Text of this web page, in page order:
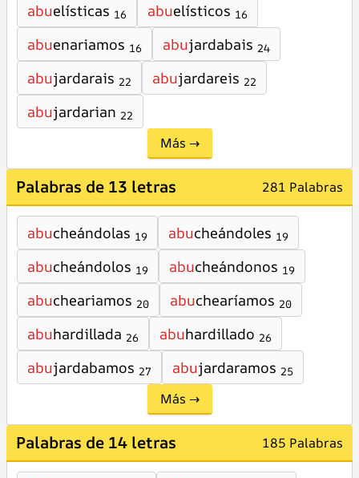
abuelísticas 16 abuelísticos 16
abuenariamos 16 abujardabais 24
abujardarais 22 abujardareis 22
abujardarian 22
Más →
Palabras de 13 letras 281 Palabras
abucheándolas 19 abucheándoles 19
abucheándolos 19 abucheándonos 19
abucheariamos 20 abuchearíamos 20
abuhardillada 26 abuhardillado 26
abujardabamos 27 abujardaramos 25
Más →
Palabras de 14 letras 185 Palabras